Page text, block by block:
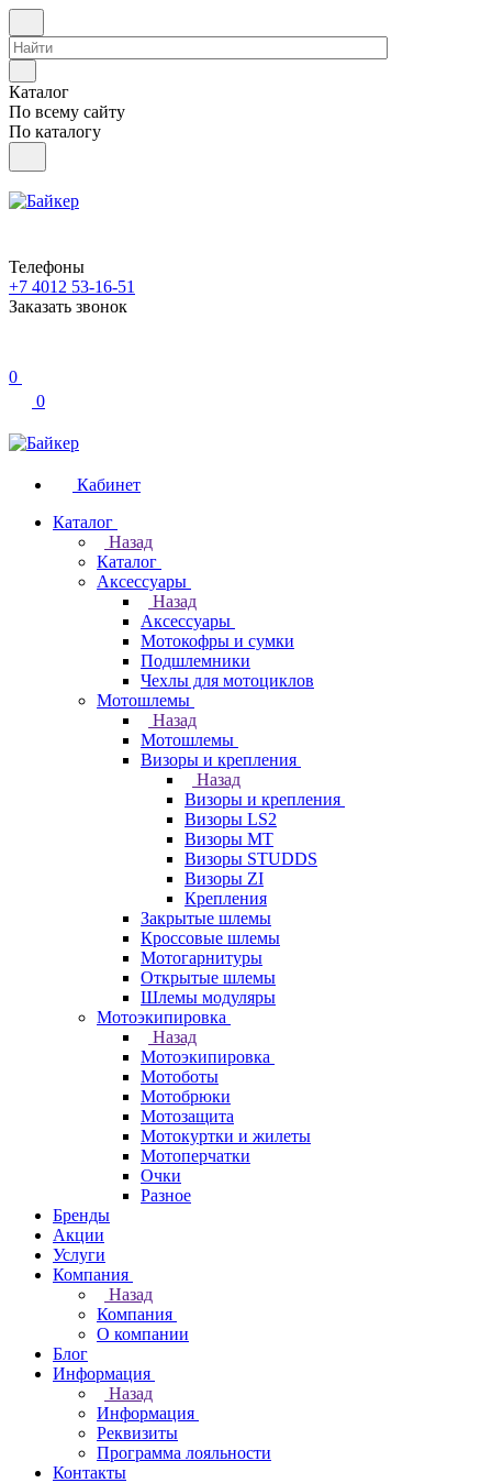
Каталог
По всему сайту
По каталогу
Телефоны
+7 4012 53-16-51
Заказать звонок
0
0
Кабинет
Каталог
Назад
Каталог
Аксессуары
Назад
Аксессуары
Мотокофры и сумки
Подшлемники
Чехлы для мотоциклов
Мотошлемы
Назад
Мотошлемы
Визоры и крепления
Назад
Визоры и крепления
Визоры LS2
Визоры MT
Визоры STUDDS
Визоры ZI
Крепления
Закрытые шлемы
Кроссовые шлемы
Мотогарнитуры
Открытые шлемы
Шлемы модуляры
Мотоэкипировка
Назад
Мотоэкипировка
Мотоботы
Мотобрюки
Мотозащита
Мотокуртки и жилеты
Мотоперчатки
Очки
Разное
Бренды
Акции
Услуги
Компания
Назад
Компания
О компании
Блог
Информация
Назад
Информация
Реквизиты
Программа лояльности
Контакты